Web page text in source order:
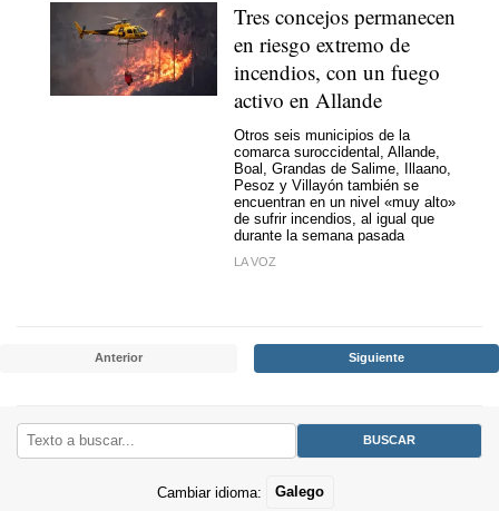
Tres concejos permanecen
en riesgo extremo de
incendios, con un fuego
activo en Allande
Otros seis municipios de la
comarca suroccidental, Allande,
Boal, Grandas de Salime, Illaano,
Pesoz y Villayón también se
encuentran en un nivel «muy alto»
de sufrir incendios, al igual que
durante la semana pasada
LA VOZ
Anterior Siguiente
Cambiar idioma: Galego